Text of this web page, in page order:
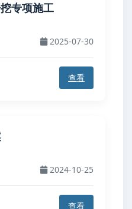
专项施工
2025-07-30
查看
2024-10-25
查看